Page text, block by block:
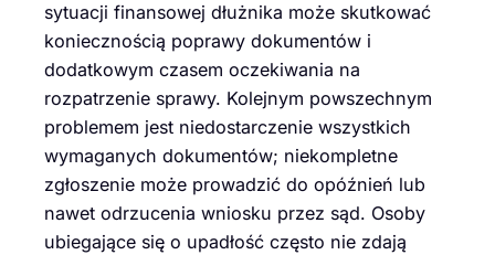
sytuacji finansowej dłużnika może skutkować
koniecznością poprawy dokumentów i
dodatkowym czasem oczekiwania na
rozpatrzenie sprawy. Kolejnym powszechnym
problemem jest niedostarczenie wszystkich
wymaganych dokumentów; niekompletne
zgłoszenie może prowadzić do opóźnień lub
nawet odrzucenia wniosku przez sąd. Osoby
ubiegające się o upadłość często nie zdają